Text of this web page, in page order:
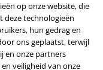
op onze website, die
deze technologieën
hun gedrag en
ons geplaatst, terwijl
en onze partners
veiligheid van onze